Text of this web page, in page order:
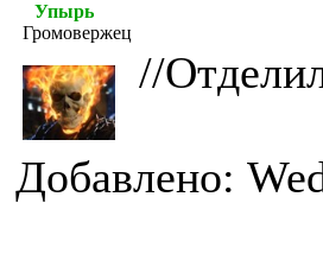
Упырь
Громовержец
//
Добавлено: